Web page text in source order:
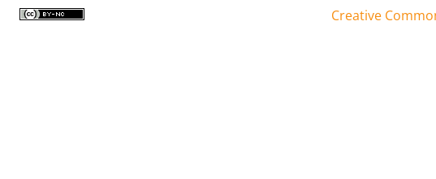
Creative